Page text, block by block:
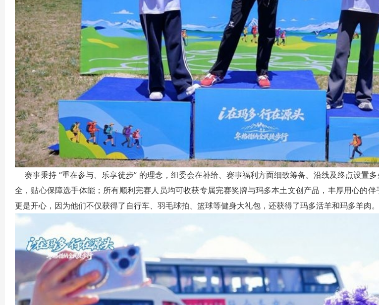
赛事秉持 “重在参与、乐享徒步” 的理念，组委会在补给、赛事福利方面细致筹备。沿线及终点设置
全，贴心保障选手体能；所有顺利完赛人员均可收获专属完赛奖牌与玛多本土文创产品，丰厚用心的
更是开心，因为他们不仅获得了自行车、羽毛球拍、篮球等健身大礼包，还获得了玛多活羊和玛多羊肉。